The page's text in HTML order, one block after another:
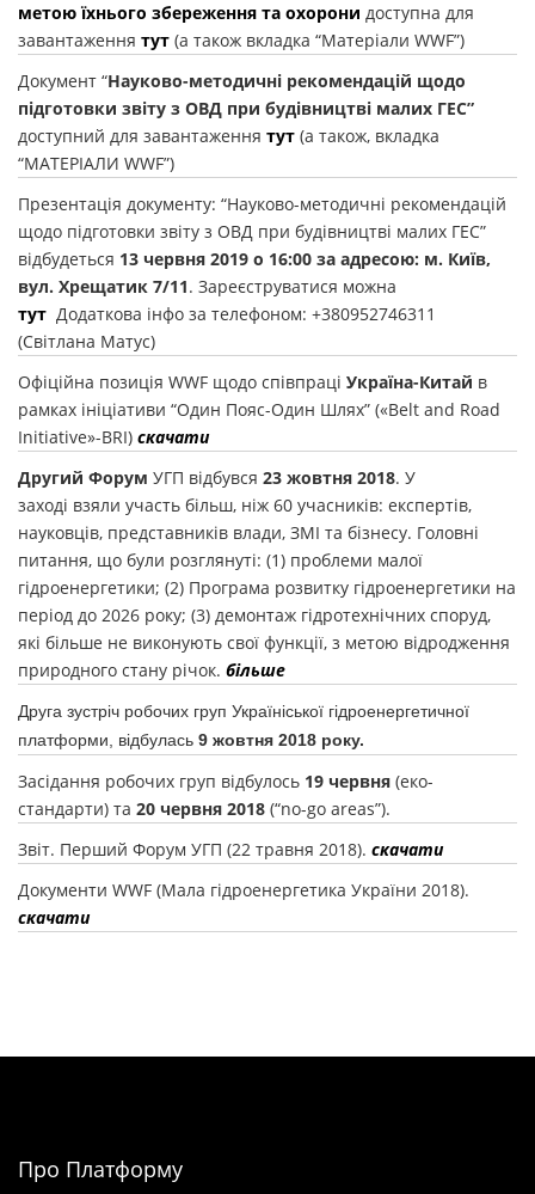
метою їхнього збереження та охорони доступна для
завантаження тут (а також вкладка “Матеріали WWF”)
Документ “Науково-методичні рекомендацій щодо
підготовки звіту з ОВД при будівництві малих ГЕС”
доступний для завантаження тут (а також, вкладка
“МАТЕРІАЛИ WWF”)
Презентація документу: “Науково-методичні рекомендацій
щодо підготовки звіту з ОВД при будівництві малих ГЕС”
відбудеться 13 червня 2019 о 16:00 за адресою: м. Київ,
вул. Хрещатик 7/11. Зареєструватися можна
тут Додаткова інфо за телефоном: +380952746311
(Світлана Матус)
Офіційна позиція WWF щодо співпраці Україна-Китай в
рамках ініціативи “Один Пояс-Один Шлях” («Belt and Road
Initiative»-BRI) скачати
Другий Форум УГП відбувся 23 жовтня 2018. У
заході взяли участь більш, ніж 60 учасників: експертів,
науковців, представників влади, ЗМІ та бізнесу. Головні
питання, що були розглянуті: (1) проблеми малої
гідроенергетики; (2) Програма розвитку гідроенергетики на
період до 2026 року; (3) демонтаж гідротехнічних споруд,
які більше не виконують свої функції, з метою відродження
природного стану річок. більше
Друга зустріч робочих груп Україніської гідроенергетичної
платформи, відбулась 9 жовтня 2018 року.
Засідання робочих груп відбулось 19 червня (еко-
стандарти) та 20 червня 2018 (“no-go areas”).
Звіт. Перший Форум УГП (22 травня 2018). скачати
Документи WWF (Мала гідроенергетика України 2018).
скачати
Про Платформу